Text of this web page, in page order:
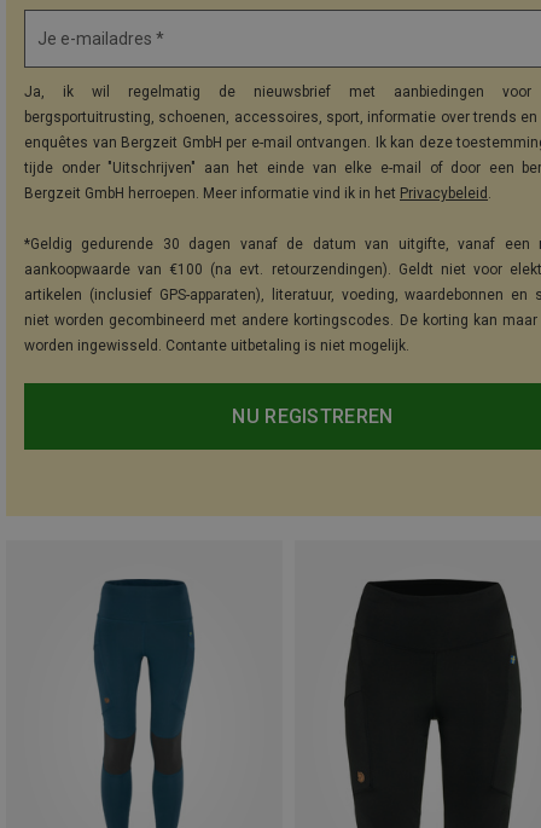
Je e-mailadres *
Ja, ik wil regelmatig de nieuwsbrief met aanbiedingen voor
bergsportuitrusting, schoenen, accessoires, sport, informatie over trends
enquêtes van Bergzeit GmbH per e-mail ontvangen. Ik kan deze
tijde onder "Uitschrijven" aan het einde van elke e-mail of door een
Bergzeit GmbH herroepen. Meer informatie vind ik in het Privacybeleid .
*Geldig gedurende 30 dagen vanaf de datum van uitgifte, vanaf een
aankoopwaarde van €100 (na evt. retourzendingen). Geldt niet voor
artikelen (inclusief GPS-apparaten), literatuur, voeding, waardebonnen en
niet worden gecombineerd met andere kortingscodes. De korting kan maar
worden ingewisseld. Contante uitbetaling is niet mogelijk.
NU REGISTREREN